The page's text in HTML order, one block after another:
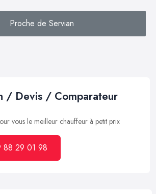
Proche de Servian
/ Devis / Comparateur
vous le meilleur chauffeur à petit prix
88 29 01 98